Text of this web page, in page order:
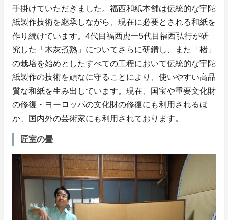
手掛けていただきました。福西和紙本舗は伝統的な宇陀
紙製作技術を継承しながら、現在に必要とされる和紙を
作り続けています。4代目福西虎一5代目福西弘行が研
究した「木灰煮熟」についてさらに研鑽し、また「楮」
の栽培を始めとしたすべての工程において伝統的な宇陀
紙製作の技術を頑なに守ることにより、使いやすい高品
質な和紙を生み出しています。現在、国宝や重要文化財
の修復・ヨーロッパの文化財の修復にも利用されるほ
か、国内外の芸術家にも利用されております。
匠室の畳